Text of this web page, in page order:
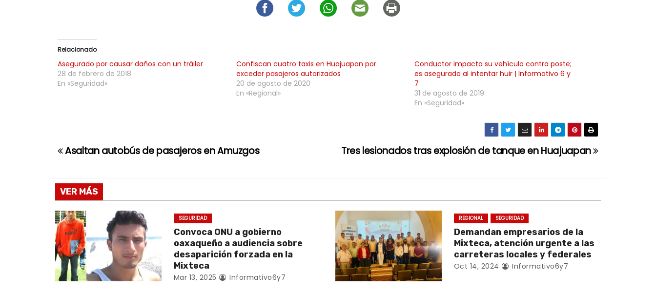
Relacionado
Asegurado por causar daños con un tráiler
28 de febrero de 2018
En «Seguridad»
Confiscan cuatro taxis en Huajuapan por
exceder pasajeros autorizados
20 de agosto de 2020
En «Regional»
Conductor impacta su vehículo contra poste;
es asegurado al intentar huir | Informativo 6 y
7
31 de agosto de 2019
En «Seguridad»
N
v
e
g
a
c
Tres lesionados tras explosión de tanque en Huajuapan
Asaltan autobús de pasajeros en Amuzgos
VER MÁS
SEGURIDAD
Convoca ONU a gobierno
oaxaqueño a audiencia sobre
desaparición forzada en la
Mixteca
Mar 13, 2025 Informativo6y7
REGIONAL SEGURIDAD
Demandan empresarios de la
Mixteca, atención urgente a las
carreteras locales y federales
Oct 14, 2024 Informativo6y7